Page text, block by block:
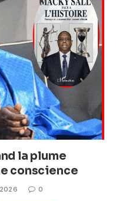
la plume
conscience
0